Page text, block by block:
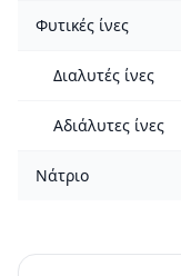
Φυτικές ίνες
Διαλυτές ίνες
Αδιάλυτες ίνες
Νάτριο